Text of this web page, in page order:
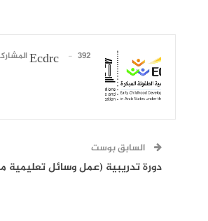
Ecdrc 392 المشاركات
السابق بوست
دورة تدريبية (عمل وسائل تعليمية